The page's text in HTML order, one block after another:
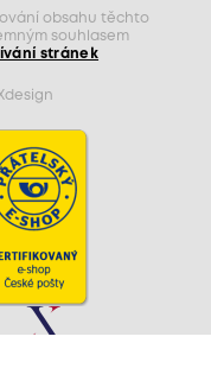
obsahu těchto
souhlasem
stránek